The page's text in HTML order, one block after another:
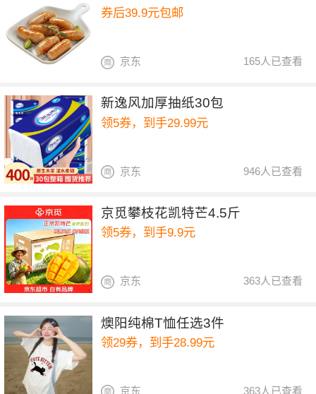
券后39.9元包邮
165人已查看
京东
新逸风加厚抽纸30包
领5券，到手29.99元
946人已查看
京东
京觅攀枝花凯特芒4.5斤
领5券，到手9.9元
363人已查看
京东
燠阳纯棉T恤任选3件
领29券，到手28.99元
363人已查看
京东